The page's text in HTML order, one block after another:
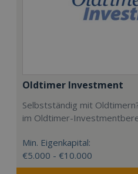
Oldtimer Investment
Selbstständig mit
im Oldtimer-
Min. Eigenkapital:
€5.000 - €10.000